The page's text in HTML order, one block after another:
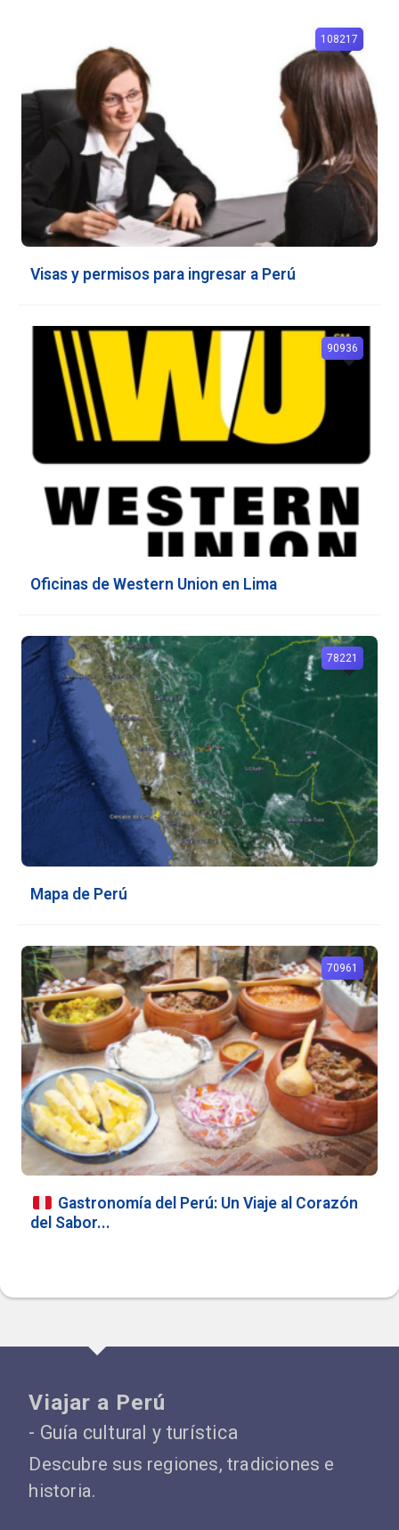
Visas y permisos para ingresar a Perú
108217
Oficinas de Western Union en Lima
90936
Mapa de Perú
78221
Gastronomía del Perú: Un Viaje al Corazón
del Sabor...
70961
Viajar a Perú
- Guía cultural y turística
Descubre sus regiones, tradiciones e
historia.